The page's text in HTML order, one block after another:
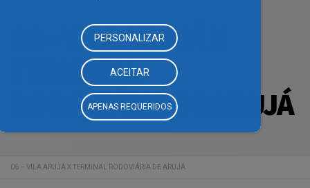
06 – VILA ARUJÁ X
TERMINAL
RODOVIÁRIA DE ARUJÁ
06 – VILA ARUJÁ X TERMINAL RODOVIÁRIA DE ARUJÁ